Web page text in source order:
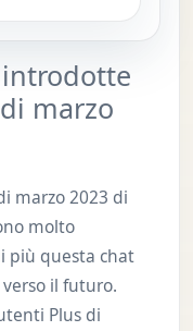
marzo
marzo 2023 di
molto
più questa chat
il futuro.
Plus di